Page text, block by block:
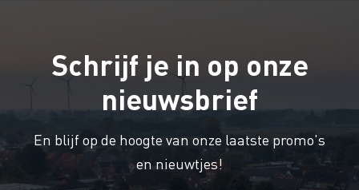
Schrijf je in op onze
nieuwsbrief
En blijf op de hoogte van onze laatste promo's
en nieuwtjes!